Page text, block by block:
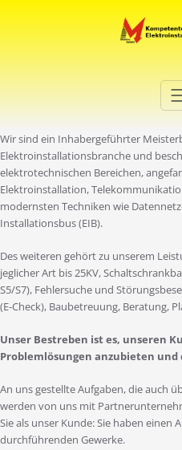
Elektro Martini
Wir sind ein Inhabergeführter
Elektroinstallationsbranche und
elektrotechnischen Bereichen,
Elektroinstallation,
modernsten Techniken wie
Installationsbus (EIB).
Des weiteren gehört zu unserem
jeglicher Art bis 25KV,
S5/S7), Fehlersuche und
(E-Check), Baubetreuung, Beratung,
Unser Bestreben ist es, unseren
Problemlösungen anzubieten
An uns gestellte Aufgaben, die auch
werden von uns mit
Sie als unser Kunde: Sie haben einen
durchführenden Gewerke.